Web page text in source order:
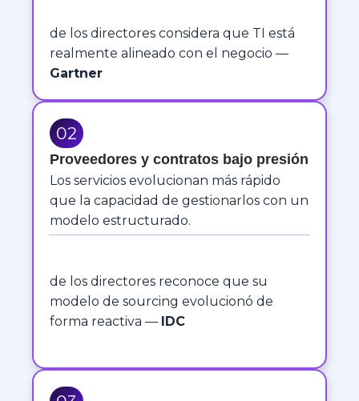
de los directores considera que TI está
realmente alineado con el negocio —
Gartner
02
Proveedores y contratos bajo presión
Los servicios evolucionan más rápido
que la capacidad de gestionarlos con un
modelo estructurado.
de los directores reconoce que su
modelo de sourcing evolucionó de
forma reactiva —
IDC